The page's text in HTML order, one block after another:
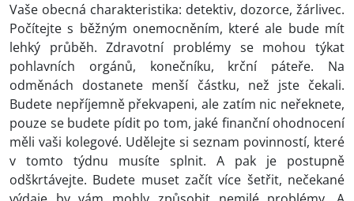
Vaše obecná charakteristika: detektiv, dozorce, žárlivec.
Počítejte s běžným onemocněním, které ale bude mít
lehký průběh. Zdravotní problémy se mohou týkat
pohlavních orgánů, konečníku, krční páteře. Na
odměnách dostanete menší částku, než jste čekali.
Budete nepříjemně překvapeni, ale zatím nic neřeknete,
pouze se budete pídit po tom, jaké finanční ohodnocení
měli vaši kolegové. Udělejte si seznam povinností, které
v tomto týdnu musíte splnit. A pak je postupně
odškrtávejte. Budete muset začít více šetřit, nečekané